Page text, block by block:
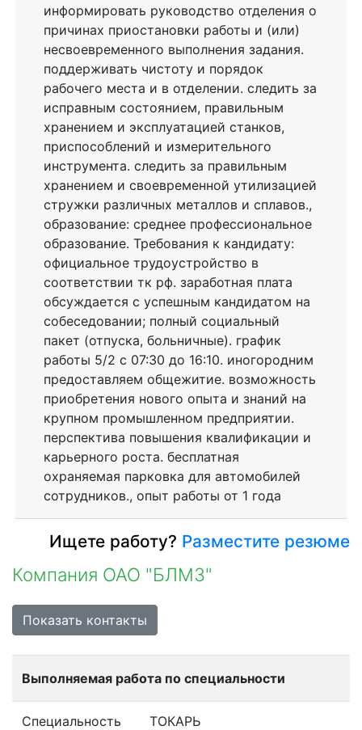
информировать руководство отделения о
причинах приостановки работы и (или)
несвоевременного выполнения задания.
поддерживать чистоту и порядок
рабочего места и в отделении. следить за
исправным состоянием, правильным
хранением и эксплуатацией станков,
приспособлений и измерительного
инструмента. следить за правильным
хранением и своевременной утилизацией
стружки различных металлов и сплавов.,
образование: среднее профессиональное
образование. Требования к кандидату:
официальное трудоустройство в
соответствии тк рф. заработная плата
обсуждается с успешным кандидатом на
собеседовании; полный социальный
пакет (отпуска, больничные). график
работы 5/2 с 07:30 до 16:10. иногородним
предоставляем общежитие. возможность
приобретения нового опыта и знаний на
крупном промышленном предприятии.
перспектива повышения квалификации и
карьерного роста. бесплатная
охраняемая парковка для автомобилей
сотрудников., опыт работы от 1 года
Ищете работу? Разместите резюме
Компания ОАО "БЛМЗ"
Показать контакты
Выполняемая работа по специальности
Специальность ТОКАРЬ